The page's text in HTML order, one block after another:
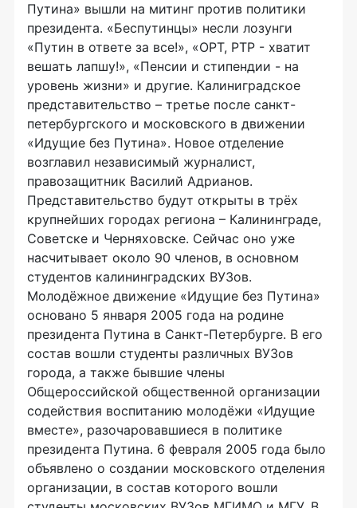
Путина» вышли на митинг против политики
президента. «Беспутинцы» несли лозунги
«Путин в ответе за все!», «ОРТ, РТР - хватит
вешать лапшу!», «Пенсии и стипендии - на
уровень жизни» и другие. Калиниградское
представительство – третье после санкт-
петербургского и московского в движении
«Идущие без Путина». Новое отделение
возглавил независимый журналист,
правозащитник Василий Адрианов.
Представительство будут открыты в трёх
крупнейших городах региона – Калининграде,
Советске и Черняховске. Сейчас оно уже
насчитывает около 90 членов, в основном
студентов калининградских ВУЗов.
Молодёжное движение «Идущие без Путина»
основано 5 января 2005 года на родине
президента Путина в Санкт-Петербурге. В его
состав вошли студенты различных ВУЗов
города, а также бывшие члены
Общероссийской общественной организации
содействия воспитанию молодёжи «Идущие
вместе», разочаровавшиеся в политике
президента Путина. 6 февраля 2005 года было
объявлено о создании московского отделения
организации, в состав которого вошли